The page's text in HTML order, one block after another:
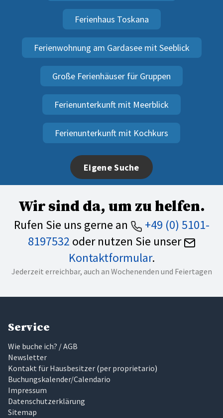
Ferienhaus Toskana
Ferienwohnung am Gardasee mit Seeblick
Große Ferienhäuser für Gruppen
Ferienunterkunft mit Meerblick
Ferienunterkunft mit Kochkurs
Eigene Suche
Wir sind da, um zu helfen.
Rufen Sie uns gerne an
+49 (0) 5101-
8197532 oder nutzen Sie unser
Kontaktformular.
Jederzeit erreichbar, auch an Wochenenden und Feiertagen
Service
Wie buche ich? / AGB
Newsletter
Kontakt für Hausbesitzer (per proprietario)
Buchungskalender/Calendario
Impressum
Datenschutzerklärung
Sitemap